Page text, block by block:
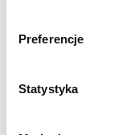
Preferencje
Statystyka